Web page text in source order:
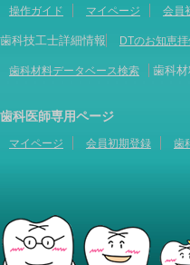
操作ガイド マイページ 会員
歯科技工士詳細情報 DTのお知恵
歯科材料データベース検索 歯科
歯科医師専用ページ
マイページ 会員初期登録 歯